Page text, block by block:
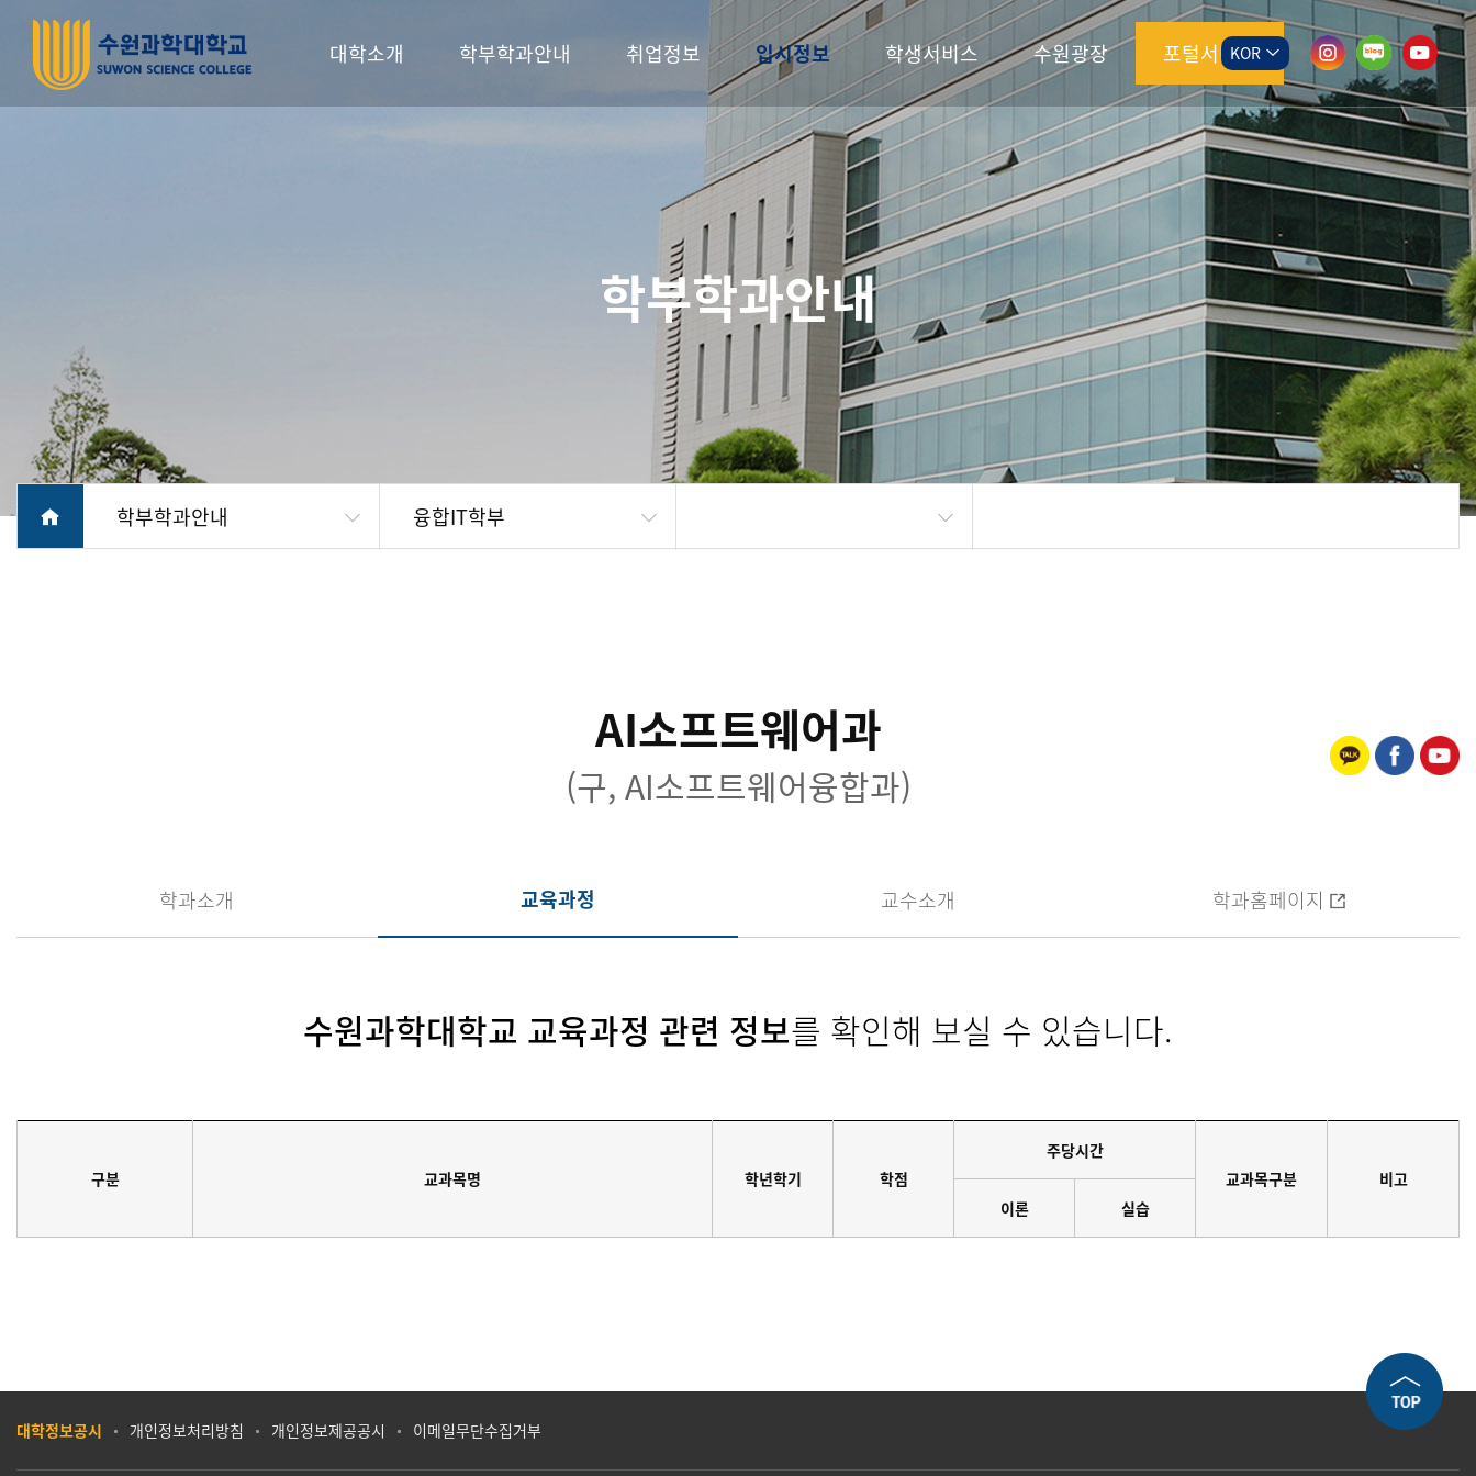
대학소개 학부학과안내 취업정보 입시정보 학생서비스 수원광장 포털서비스
KOR
학부학과안내
학부학과안내 융합IT학부
AI소프트웨어과
(구, AI소프트웨어융합과)
학과소개 교육과정 교수소개 학과홈페이지
수원과학대학교 교육과정 관련 정보를 확인해 보실 수 있습니다.
구분 교과목명 학년학기 학점
주당시간
교과목구분
비고
이론
실습
대학정보공시 개인정보처리방침 개인정보제공공시 이메일무단수집거부